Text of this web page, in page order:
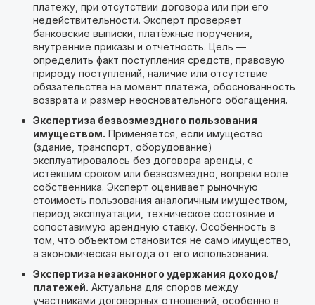
платежу, при отсутствии договора или при его
недействительности. Эксперт проверяет
банковские выписки, платёжные поручения,
внутренние приказы и отчётность. Цель —
определить факт поступления средств, правовую
природу поступлений, наличие или отсутствие
обязательства на момент платежа, обоснованность
возврата и размер неосновательного обогащения.
Экспертиза безвозмездного пользования
имуществом. Применяется, если имущество
(здание, транспорт, оборудование)
эксплуатировалось без договора аренды, с
истёкшим сроком или безвозмездно, вопреки воле
собственника. Эксперт оценивает рыночную
стоимость пользования аналогичным имуществом,
период эксплуатации, техническое состояние и
сопоставимую арендную ставку. Особенность в
том, что объектом становится не само имущество,
а экономическая выгода от его использования.
Экспертиза незаконного удержания доходов/
платежей. Актуальна для споров между
участниками договорных отношений, особенно в